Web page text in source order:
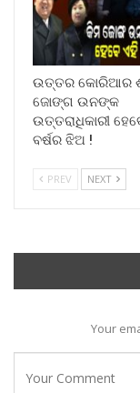
ଉତ୍ତର କୋରିଆର
ଜୋଙ୍ଗ ଉନଙ୍କ
ଉତ୍ତରାଧିକାରୀ
ବର୍ଷର ଝିଅ !
PREV NEXT
Your